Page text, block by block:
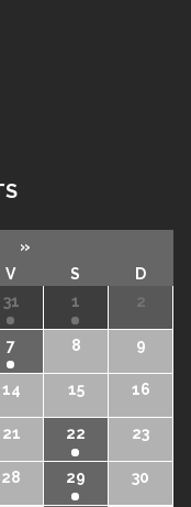
»
V S
D
31 1 2
7 8 9
14 15 16
21 22 23
28 29 30